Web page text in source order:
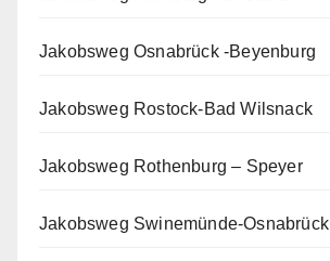
Jakobsweg Osnabrück -Beyenburg
Jakobsweg Rostock-Bad Wilsnack
Jakobsweg Rothenburg – Speyer
Jakobsweg Swinemünde-Osnabrück